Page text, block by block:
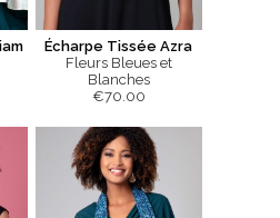
Écharpe Tissée Azra
Fleurs Bleues et
Blanches
€70.00